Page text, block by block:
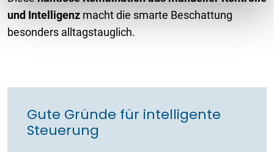
und Intelligenz macht die smarte Beschattung
besonders alltagstauglich.
Gute Gründe für intelligente
Steuerung